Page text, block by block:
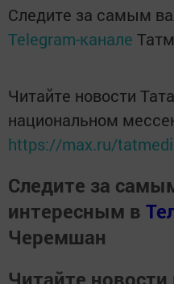
Следите за самым
Telegram-канале
Читайте новости
национальном
https://max.ru/
Следите за
интересным в
Черемшан